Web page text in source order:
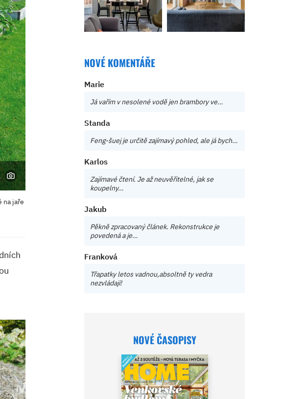
na jaře
NOVÉ KOMENTÁŘE
Marie
Já vařím v nesolené vodě jen brambory ve…
Standa
Feng-šuej je určitě zajímavý pohled, ale já bych…
Karlos
Zajímavé čtení. Je až neuvěřitelné, jak se
koupelny…
Jakub
Pěkně zpracovaný článek. Rekonstrukce je
povedená a je…
Franková
Třapatky letos vadnou,absoltně ty vedra
nezvládají!
NOVÉ ČASOPISY